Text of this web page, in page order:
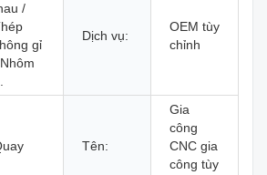
/
gỉ
Dịch vụ:
OEM tùy
chỉnh
Tên:
Gia
công
CNC gia
công tùy